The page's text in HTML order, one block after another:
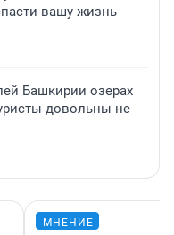
вашу жизнь
Башкирии озерах
довольны не
МНЕНИЕ